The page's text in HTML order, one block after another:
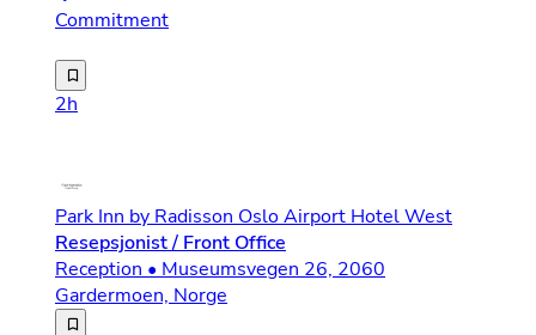
Commitment
For våre kunder søker vi etter dyktige medarbeidere
2h
Park Inn by Radisson Oslo Airport Hotel West
Resepsjonist / Front Office
Reception • Museumsvegen 26, 2060
Gardermoen, Norge
Er du glad i mennesker, brenner for god service og